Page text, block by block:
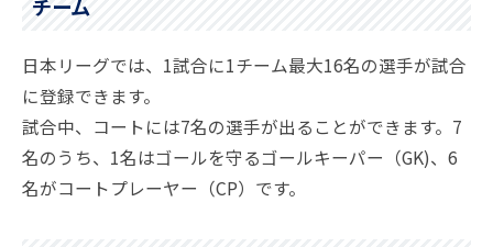
チーム
日本リーグでは、1試合に1チーム最大16名の選手が試合
に登録できます。
試合中、コートには7名の選手が出ることができます。7
名のうち、1名はゴールを守るゴールキーパー（GK)、6
名がコートプレーヤー（CP）です。